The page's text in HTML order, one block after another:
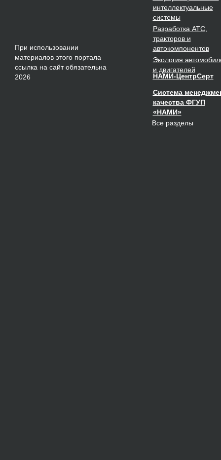
При использовании
материалов этого портала
ссылка на сайт обязательна
2026
интеллектуальные
системы
Разработка АТС,
тракторов и
автокомпонентов
Экология
и двигателей
НАМИ-ЦентрСерт
Система
качества ФГУП
«НАМИ»
Все разделы